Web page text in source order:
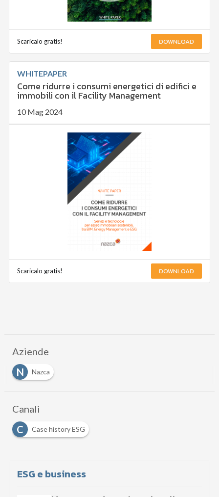
Scaricalo gratis! DOWNLOAD
WHITEPAPER
Come ridurre i consumi energetici di edifici e
immobili con il Facility Management
10 Mag 2024
Scaricalo gratis! DOWNLOAD
Aziende
N
Nazca
Canali
C
Case history ESG
ESG e business